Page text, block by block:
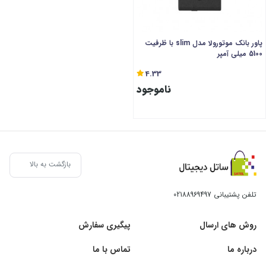
پاور بانک موتورولا مدل slim با ظرفیت
5100 میلی آمپر
4.33
ناموجود
بازگشت به بالا
تلفن پشتیبانی 02188969497
روش های ارسال
پیگیری سفارش
درباره ما
تماس با ما